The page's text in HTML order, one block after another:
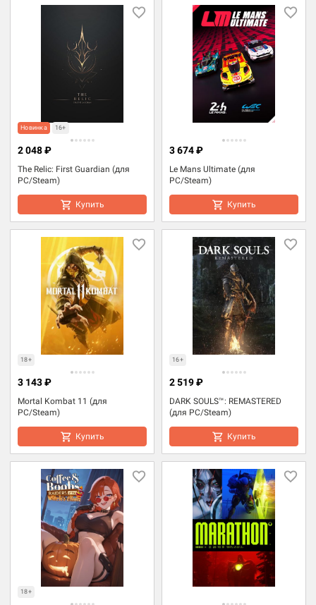
Новинка 16+
The Relic: First Guardian (для
PC/Steam)
2 048 ₽
Купить
Le Mans Ultimate (для
PC/Steam)
3 674 ₽
Купить
18+
Mortal Kombat 11 (для
PC/Steam)
3 143 ₽
Купить
16+
DARK SOULS™: REMASTERED
(для PC/Steam)
2 519 ₽
Купить
18+